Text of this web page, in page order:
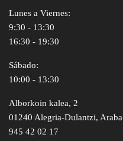
Lunes a Viernes:
9:30 - 13:30
16:30 - 19:30
Sábado:
10:00 - 13:30
Alborkoin kalea, 2
01240 Alegria-Dulantzi, Araba
945 42 02 17